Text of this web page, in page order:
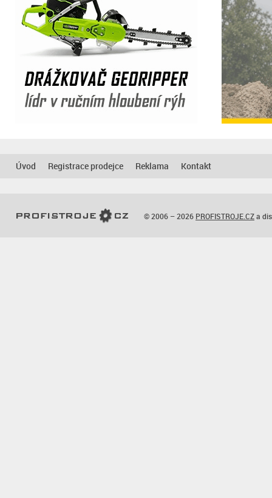
Úvod Registrace prodejce Reklama Kontakt
© 2006 – 2026 PROFISTROJE.CZa